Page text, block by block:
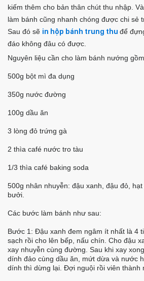
kiếm thêm cho bản thân chút thu nhập.
làm bánh cũng nhanh chóng được chi sẻ
Sau đó sẽ in hộp bánh trung thu để
đáo không đâu có được.
Nguyên liệu cần cho làm bánh nướng
500g bột mì đa dụng
350g nước đường
100g dầu ăn
3 lòng đỏ trứng gà
2 thìa café nước tro tàu
1/3 thìa café baking soda
500g nhân nhuyễn: đậu xanh, đậu đỏ,
bưởi.
Các bước làm bánh như sau:
Bước 1: Đậu xanh đem ngâm ít nhất là 4
sạch rồi cho lên bếp, nấu chín. Cho đậu
xay nhuyễn cùng đường. Sau khi xay
dính đảo cùng dầu ăn, mứt dừa và nước
dính thì dừng lại. Đợi nguội rồi viên thành